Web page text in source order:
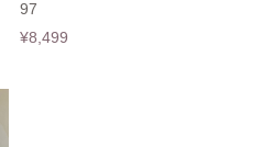
97
¥8,499